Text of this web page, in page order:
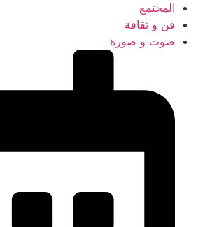
المجتمع
فن و ثقافة
صوت و صورة